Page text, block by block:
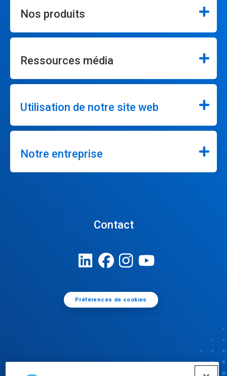
Nos produits
Ressources média
Utilisation de notre site web
Notre entreprise
Contact
Préférences de cookies